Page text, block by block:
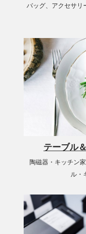
バッグ、アクセサリ
テーブル
陶磁器・キッチン
ル・